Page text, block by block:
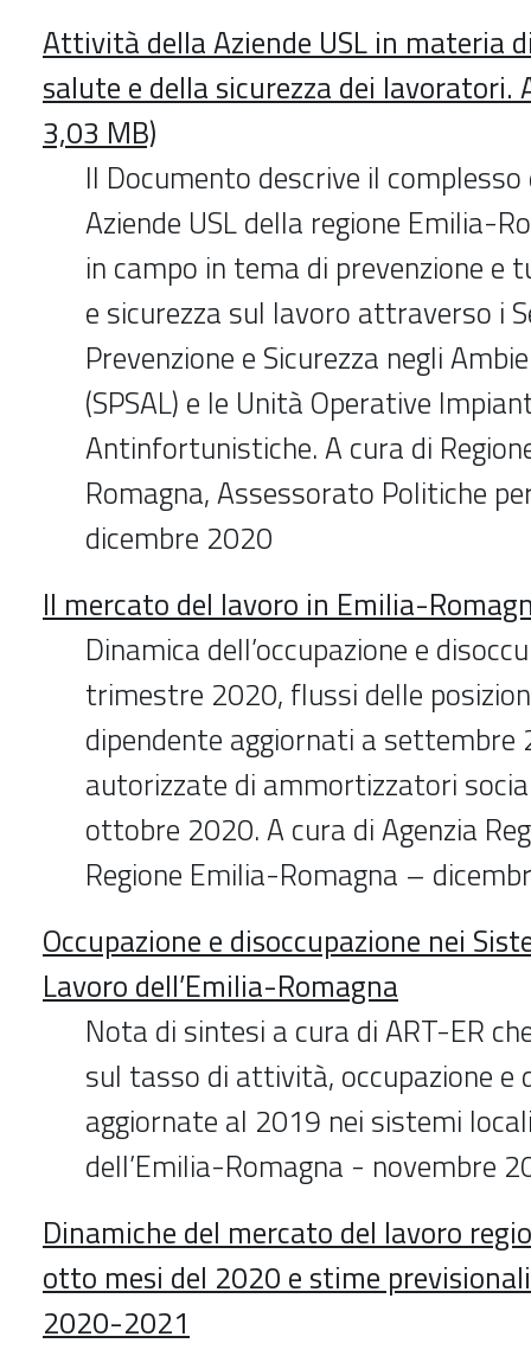
Attività della Aziende USL in materia
salute e della sicurezza dei lavoratori.
3,03 MB)
Il Documento descrive il complesso
Aziende USL della regione Emilia-
in campo in tema di prevenzione e
e sicurezza sul lavoro attraverso i
Prevenzione e Sicurezza negli
(SPSAL) e le Unità Operative
Antinfortunistiche. A cura di
Romagna, Assessorato Politiche
dicembre 2020
Il mercato del lavoro in Emilia-
Dinamica dell’occupazione e
trimestre 2020, flussi delle
dipendente aggiornati a settembre
autorizzate di ammortizzatori
ottobre 2020. A cura di Agenzia
Regione Emilia-Romagna –
Occupazione e disoccupazione nei
Lavoro dell’Emilia-Romagna
Nota di sintesi a cura di ART-ER
sul tasso di attività, occupazione e
aggiornate al 2019 nei sistemi
dell’Emilia-Romagna - novembre
Dinamiche del mercato del lavoro
otto mesi del 2020 e stime
2020-2021